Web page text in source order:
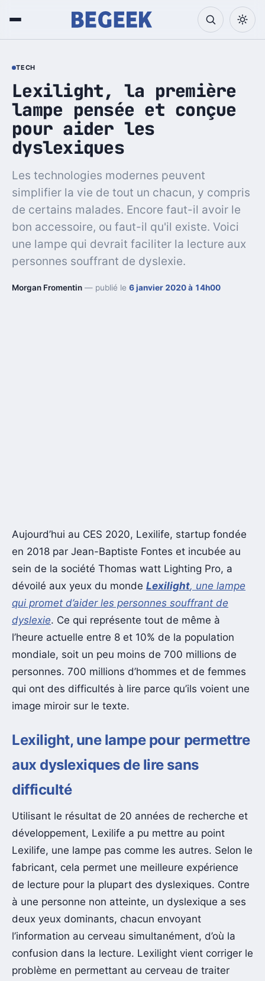
TECH
Lexilight, la première
lampe pensée et conçue
pour aider les
dyslexiques
Les technologies modernes peuvent
simplifier la vie de tout un chacun, y compris
de certains malades. Encore faut-il avoir le
bon accessoire, ou faut-il qu'il existe. Voici
une lampe qui devrait faciliter la lecture aux
personnes souffrant de dyslexie.
Morgan Fromentin — publié le 6 janvier 2020 à 14h00
Aujourd’hui au CES 2020, Lexilife, startup fondée
en 2018 par Jean-Baptiste Fontes et incubée au
sein de la société Thomas watt Lighting Pro, a
dévoilé aux yeux du monde Lexilight, une lampe
qui promet d’aider les personnes souffrant de
dyslexie. Ce qui représente tout de même à
l’heure actuelle entre 8 et 10% de la population
mondiale, soit un peu moins de 700 millions de
personnes. 700 millions d’hommes et de femmes
qui ont des difficultés à lire parce qu’ils voient une
image miroir sur le texte.
Lexilight, une lampe pour permettre
aux dyslexiques de lire sans
difficulté
Utilisant le résultat de 20 années de recherche et
développement, Lexilife a pu mettre au point
Lexilife, une lampe pas comme les autres. Selon le
fabricant, cela permet une meilleure expérience
de lecture pour la plupart des dyslexiques. Contre
à une personne non atteinte, un dyslexique a ses
deux yeux dominants, chacun envoyant
l’information au cerveau simultanément, d’où la
confusion dans la lecture. Lexilight vient corriger le
problème en permettant au cerveau de traiter